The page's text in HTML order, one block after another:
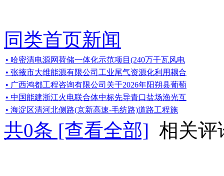
同类首页新闻
• 哈密清电源网荷储一体化示范项目(240万千瓦风电
• 张掖市大维能源有限公司工业尾气资源化利用耦合
• 广西鸿都工程咨询有限公司关于2026年阳朔县葡萄
• 中国能建浙江火电联合体中标先导青口盐场渔光互
• 海淀区清河北侧路(京新高速-毛纺路)道路工程施
共0条 [查看全部] 相关评